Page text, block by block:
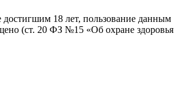
18 лет, пользование данным
(ст. 20 ФЗ №15 «Об охране здоровья